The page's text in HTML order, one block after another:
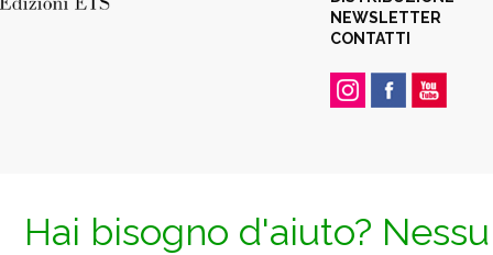
NEWSLETTER
CONTATTI
Hai bisogno d'aiuto?